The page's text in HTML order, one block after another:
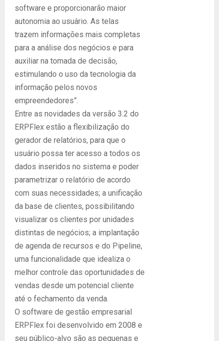
software e proporcionarão maior
autonomia ao usuário. As telas
trazem informações mais completas
para a análise dos negócios e para
auxiliar na tomada de decisão,
estimulando o uso da tecnologia da
informação pelos novos
empreendedores”.
Entre as novidades da versão 3.2 do
ERPFlex estão a flexibilização do
gerador de relatórios, para que o
usuário possa ter acesso a todos os
dados inseridos no sistema e poder
parametrizar o relatório de acordo
com suas necessidades; a unificação
da base de clientes, possibilitando
visualizar os clientes por unidades
distintas de negócios; a implantação
de agenda de recursos e do Pipeline,
uma funcionalidade que idealiza o
melhor controle das oportunidades de
vendas desde um potencial cliente
até o fechamento da venda.
O software de gestão empresarial
ERPFlex foi desenvolvido em 2008 e
seu público-alvo são as pequenas e